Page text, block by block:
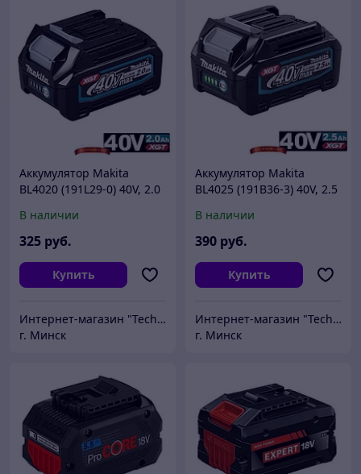
Аккумулятор Makita
BL4020 (191L29-0) 40V, 2.0
заряда
В наличии
325 руб.
Купить
Интернет-магазин "Technobit"
г. Минск
Аккумулятор Makita
BL4025 (191B36-3) 40V, 2.5
заряда
В наличии
390 руб.
Купить
Интернет-магазин "Technobit"
г. Минск